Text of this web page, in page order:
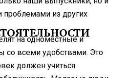
из других
на одноместные и
со всеми удобствами. Это
должен учиться